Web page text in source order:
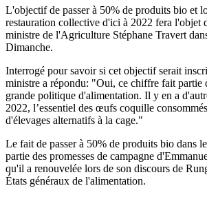
L'objectif de passer à 50% de produits bio et
restauration collective d'ici à 2022 fera l'objet
ministre de l'Agriculture Stéphane Travert
Dimanche.
Interrogé pour savoir si cet objectif serait
ministre a répondu: "Oui, ce chiffre fait partie
grande politique d'alimentation. Il y en a
2022, l’essentiel des œufs coquille
d'élevages alternatifs à la cage."
Le fait de passer à 50% de produits bio dans
partie des promesses de campagne
qu'il a renouvelée lors de son discours de
États généraux de l'alimentation.